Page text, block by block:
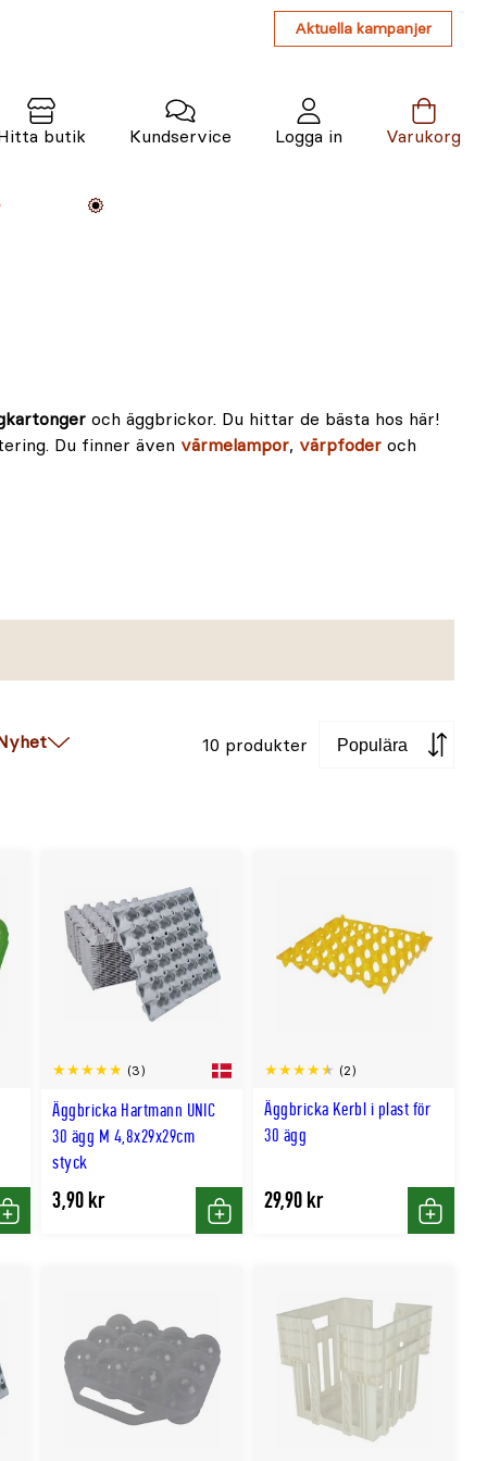
Aktuella kampanjer
butik Kundservice Logga in Varukorg
och äggbrickor. Du hittar de bästa hos här!
Du finner även värmelampor, värpfoder och
Sortera
10 produkter
Köp
Äggbricka Hartmann UNIC
30 ägg M 4,8x29x29cm
styck
(3)
3,90 kr
Köp
Äggbricka Kerbl i plast för
30 ägg
(2)
29,90 kr
Köp